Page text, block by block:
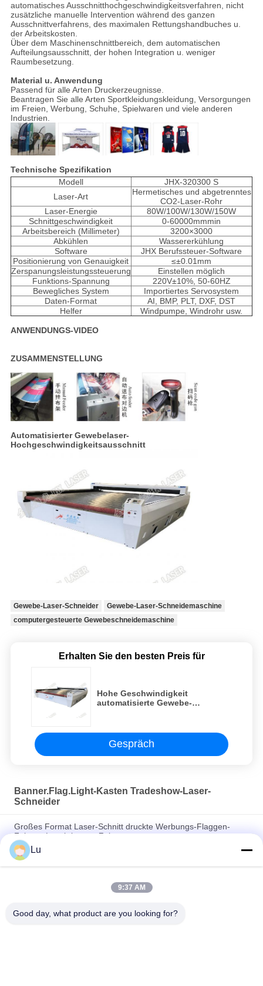
automatisches Ausschnitthochgeschwindigkeitsverfahren, nicht
zusätzliche manuelle Intervention während des ganzen
Ausschnittverfahrens, des maximalen Rettungshandbuches u.
der Arbeitskosten.
Über dem Maschinenschnittbereich, dem automatischen
Aufteilungsausschnitt, der hohen Integration u. weniger
Raumbesetzung.
Material u. Anwendung
Passend für alle Arten Druckerzeugnisse.
Beantragen Sie alle Arten Sportkleidungskleidung, Versorgungen
im Freien, Werbung, Schuhe, Spielwaren und viele anderen
Industrien.
Technische Spezifikation
Modell
JHX-320300 S
Laser-Art
Hermetisches und abgetrenntes
CO2-Laser-Rohr
Laser-Energie
80W/100W/130W/150W
Schnittgeschwindigkeit
0-60000mmmin
Arbeitsbereich (Millimeter)
3200×3000
Abkühlen
Wassererkühlung
Software
JHX Berufssteuer-Software
Positionierung von Genauigkeit
≤±0.01mm
Zerspanungsleistungssteuerung
Einstellen möglich
Funktions-Spannung
220V±10%, 50-60HZ
Bewegliches System
Importiertes Servosystem
Daten-Format
AI, BMP, PLT, DXF, DST
Helfer
Windpumpe, Windrohr usw.
ANWENDUNGS-VIDEO
ZUSAMMENSTELLUNG
Automatisierter Gewebelaser-
Hochgeschwindigkeitsausschnitt
Gewebe-Laser-Schneider
Gewebe-Laser-Schneidemaschine
computergesteuerte Gewebeschneidemaschine
Erhalten Sie den besten Preis für
Hohe Geschwindigkeit
automatisierte Gewebe-
Gespräch
Banner.Flag.Light-Kasten Tradeshow-Laser-
Schneider
Großes Format Laser-Schnitt druckte Werbungs-Flaggen-
Fahnen-Leuchtkasten-Zelt
Automatischer Gewebe-Schneider große Fahnen-Flaggen-
Lasers mit CD-Kamera
Der Laser-2000×1600 Acrylschneidemaschine Fahnen-
Lu
9:37 AM
Good day, what product are you looking for?